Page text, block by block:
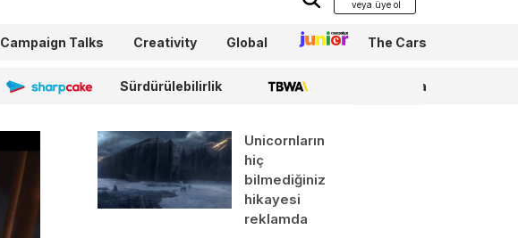
Campaign Talks Creativity Global Junior The Cars
Sharpcake Sürdürülebilirlik TBWA WPP Media
Unicornların
hiç
bilmediğiniz
hikayesi
reklamda